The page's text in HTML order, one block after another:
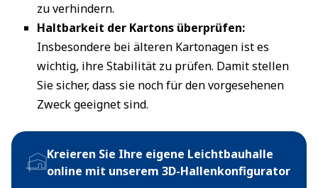
zu verhindern.
Haltbarkeit der Kartons überprüfen:
Insbesondere bei älteren Kartonagen ist es
wichtig, ihre Stabilität zu prüfen. Damit stellen
Sie sicher, dass sie noch für den vorgesehenen
Zweck geeignet sind.
Kreieren Sie Ihre eigene Leichtbauhalle
online mit unserem 3D-Hallenkonfigurator